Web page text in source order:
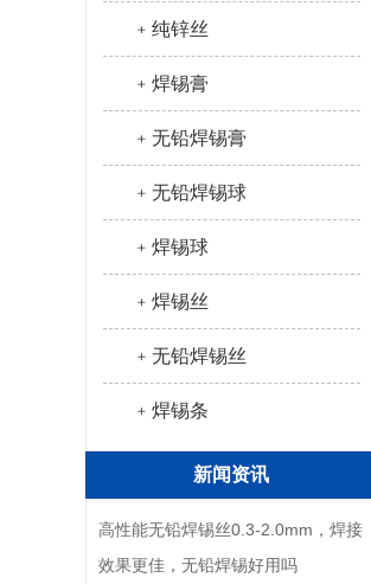
﹢纯锌丝
﹢焊锡膏
﹢无铅焊锡膏
﹢无铅焊锡球
﹢焊锡球
﹢焊锡丝
﹢无铅焊锡丝
﹢焊锡条
新闻资讯
高性能无铅焊锡丝0.3-2.0mm，焊接
效果更佳，无铅焊锡好用吗